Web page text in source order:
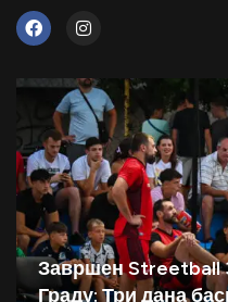
Завршен Streetball
Граду: Три дана